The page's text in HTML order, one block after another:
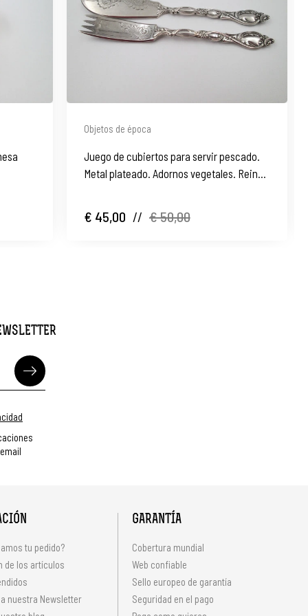
Objetos de época
Juego de cubiertos para servir pescado.
Metal plateado. Adornos vegetales. Reino
€ 45,00 // € 50,00
tu pedido?
de los artículos
nuestra Newsletter
GARANTÍA
Cobertura mundial
Web confiable
Sello europeo de garantía
Seguridad en el pago